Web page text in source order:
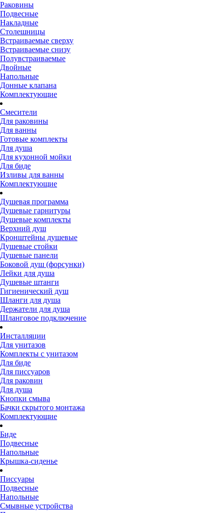
Раковины
Подвесные
Накладные
Столешницы
Встраиваемые сверху
Встраиваемые снизу
Полувстраиваемые
Двойные
Напольные
Донные клапана
Комплектующие
Смесители
Для раковины
Для ванны
Готовые комплекты
Для душа
Для кухонной мойки
Для биде
Изливы для ванны
Комплектующие
Душевая программа
Душевые гарнитуры
Душевые комплекты
Верхний душ
Кронштейны душевые
Душевые стойки
Душевые панели
Боковой душ (форсунки)
Лейки для душа
Душевые штанги
Гигиенический душ
Шланги для душа
Держатели для душа
Шланговое подключение
Инсталляции
Для унитазов
Комплекты с унитазом
Для биде
Для писсуаров
Для раковин
Для душа
Кнопки смыва
Бачки скрытого монтажа
Комплектующие
Биде
Подвесные
Напольные
Крышка-сиденье
Писсуары
Подвесные
Напольные
Смывные устройства